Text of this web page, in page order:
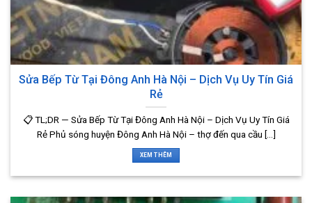
Sửa Bếp Từ Tại Đông Anh Hà Nội – Dịch Vụ Uy Tín Giá
Rẻ
📋 TL;DR — Sửa Bếp Từ Tại Đông Anh Hà Nội – Dịch Vụ Uy Tín Giá
Rẻ Phủ sóng huyện Đông Anh Hà Nội – thợ đến qua cầu [...]
XEM THÊM